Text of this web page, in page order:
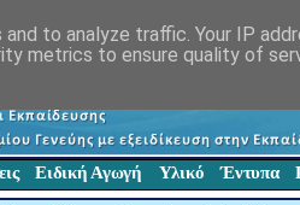
Ειδική Αγωγή Υλικό Έντυπα
to analyze traffic. Your IP
metrics to ensure quality of